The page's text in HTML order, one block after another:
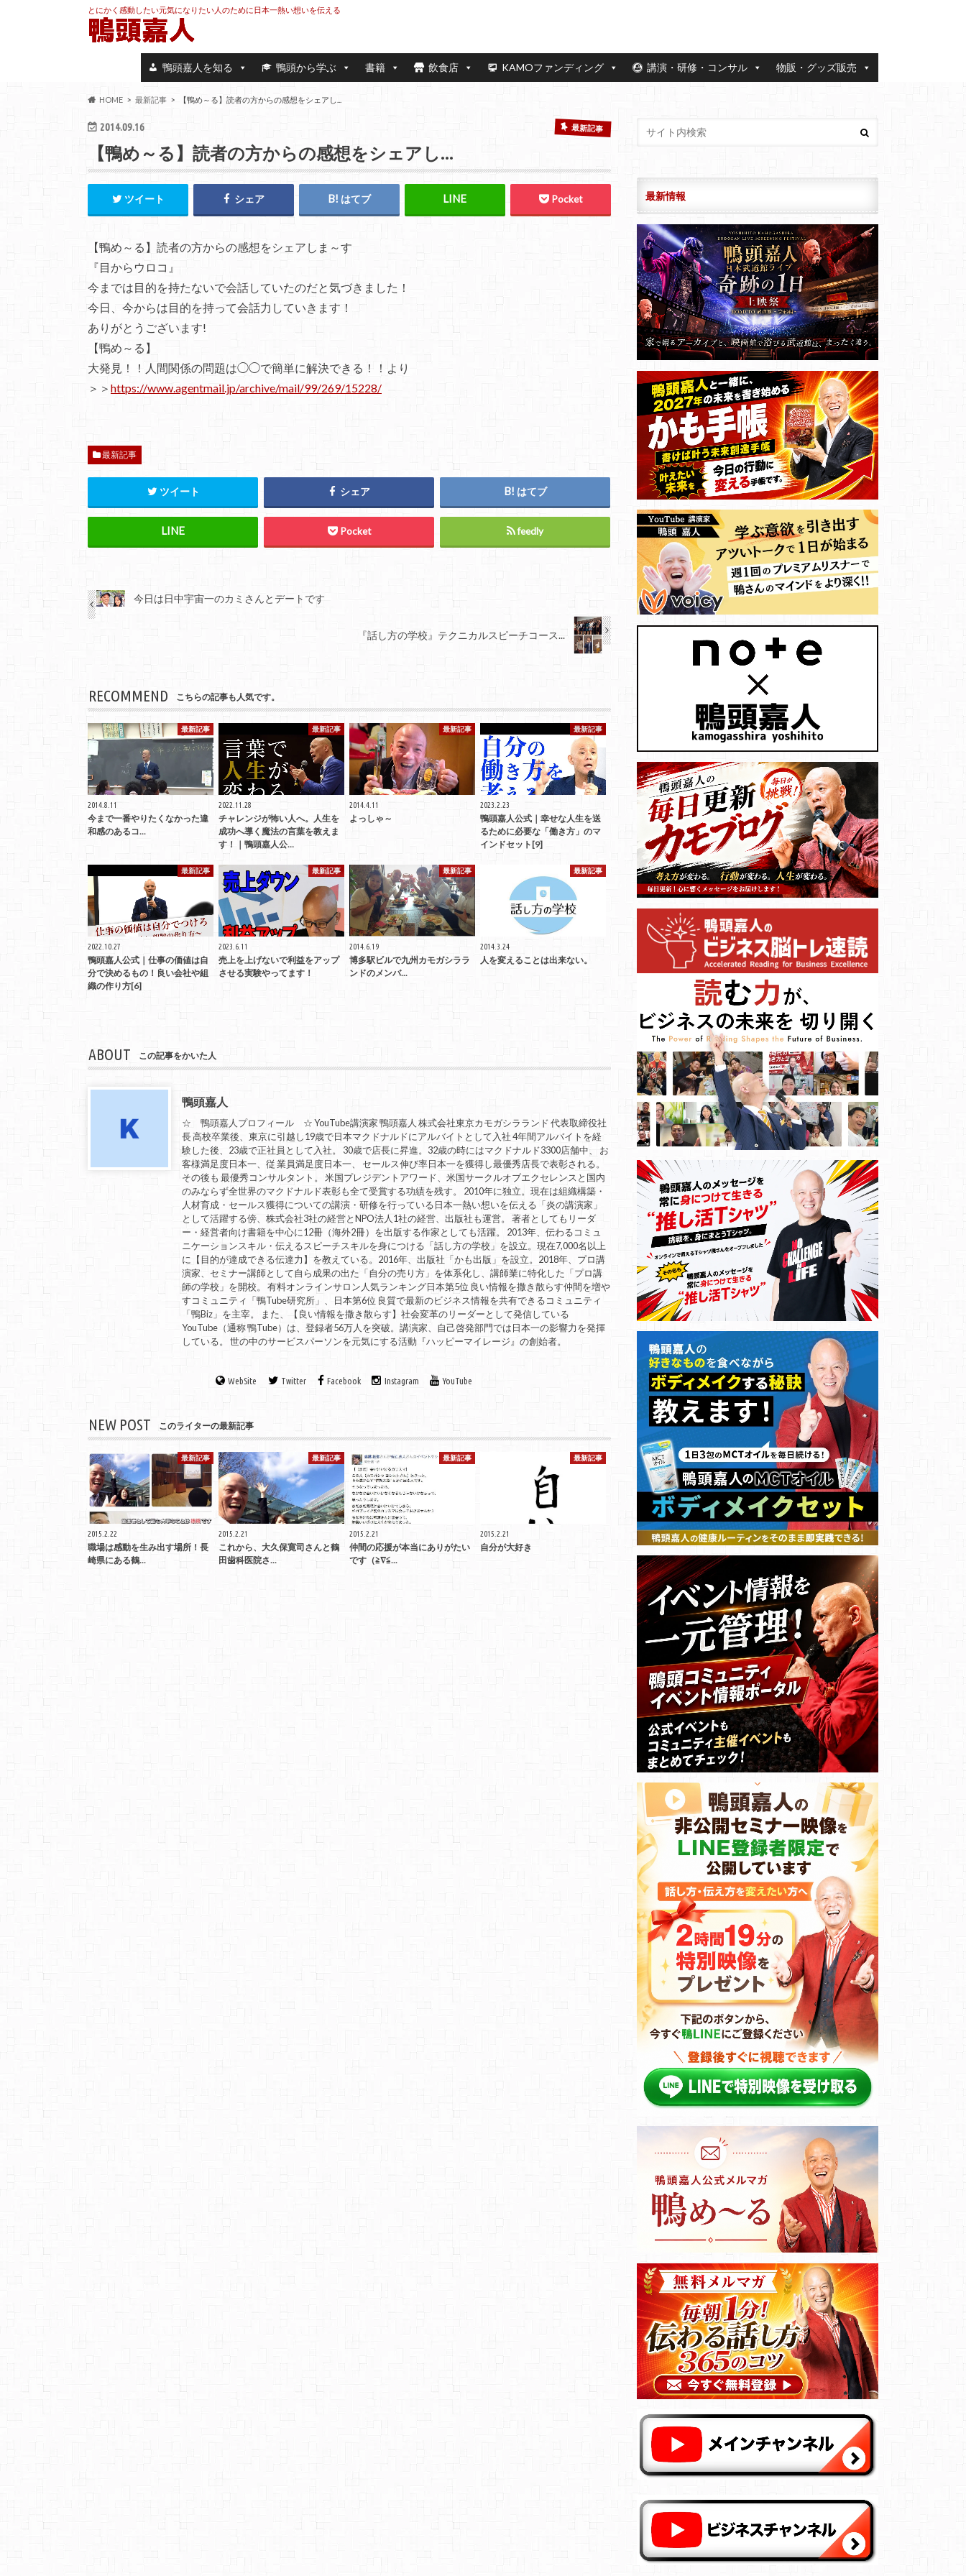
とにかく感動したい元気になりたい人のために日本一熱い想いを伝える
鴨頭嘉人を知る 鴨頭から学ぶ 書籍 飲食店 KAMOファンディング 講演・研修・コンサル 物販・グッズ販売
HOME 最新記事 【鴨め～る】読者の方からの感想をシェアし...
2014.09.16 最新記事
【鴨め～る】読者の方からの感想をシェアし…
ツイート シェア はてブ Pocket
【鴨め～る】読者の方からの感想をシェアしま～す
『目からウロコ』
今までは目的を持たないで会話していたのだと気づきました！
今日、今からは目的を持って会話力していきます！
ありがとうございます!
【鴨め～る】
大発見！！人間関係の問題は◯◯で簡単に解決できる！！より
＞＞ https://www.agentmail.jp/archive/mail/99/269/15228/
最新記事
ツイート シェア はてブ
Pocket feedly
今日は日中宇宙一のカミさんとデートです
『話し方の学校』テクニカルスピーチコース...
RECOMMEND こちらの記事も人気です。
最新記事
2014.8.11
今まで一番やりたくなかった違
和感のあるコ...
最新記事
2022.11.28
チャレンジが怖い人へ。人生を
成功へ導く魔法の言葉を教えま
す！｜鴨頭嘉人公…
最新記事
2014.4.11
よっしゃ～
最新記事
2023.2.23
鴨頭嘉人公式｜幸せな人生を送
るために必要な「働き方」のマ
インドセット[9]
最新記事
2022.10.27
鴨頭嘉人公式｜仕事の価値は自
分で決めるもの！良い会社や組
織の作り方[6]
最新記事
2023.6.11
売上を上げないで利益をアップ
させる実験やってます！
最新記事
2014.6.19
博多駅ビルで九州カモガシララ
ンドのメンバ...
最新記事
2014.3.24
人を変えることは出来ない。
ABOUT この記事をかいた人
鴨頭嘉人
☆ 鴨頭嘉人プロフィール ☆ YouTube講演家 鴨頭嘉人 株式会社東京カモガシラランド 代表取締役社
長 高校卒業後、東京に引越し19歳で日本マクドナルドにアルバイトとして入社 4年間アルバイトを経
験した後、23歳で正社員として入社。 30歳で店長に昇進。32歳の時にはマクドナルド3300店舗中、 お
客様満足度日本一、従 業員満足度日本一、 セールス伸び率日本一を獲得し最優秀店長で表彰される。
その後も 最優秀コンサルタント。 米国プレジデントアワード、米国サークルオブエクセレンスと国内
のみならず全世界のマクドナルド表彰も全て受賞する功績を残す。 2010年に独立。現在は組織構築・
人材育成・セールス獲得についての講演・研修を行っている日本一熱い想いを伝える「炎の講演家」
として活躍する傍、株式会社3社の経営とNPO法人1社の経営、出版社も運営。 著者としてもリーダ
ー・経営者向け書籍を中心に12冊（海外2冊）を出版する作家としても活躍。 2013年、伝わるコミュ
ニケーションスキル・伝えるスピーチスキルを身につける「話し方の学校」を設立。現在7,000名以上
に【目的が達成できる伝達力】を教えている。2016年、出版社「かも出版」を設立。2018年、プロ講
演家、セミナー講師として自ら成果の出た「自分の売り方」を体系化し、講師業に特化した「プロ講
師の学校」を開校。 有料オンラインサロン人気ランキング日本第5位 良い情報を撒き散らす仲間を増や
すコミュニティ「鴨Tube研究所」、日本第6位 良質で最新のビジネス情報を共有できるコミュニティ
「鴨Biz」を主宰。 また、【良い情報を撒き散らす】社会変革のリーダーとして発信している
YouTube（通称 鴨Tube）は、登録者56万人を突破。講演家、自己啓発部門では日本一の影響力を発揮
している。 世の中のサービスパーソンを元気にする活動『ハッピーマイレージ』の創始者。
WebSite Twitter Facebook Instagram YouTube
NEW POST このライターの最新記事
最新記事
2015.2.22
職場は感動を生み出す場所！長
崎県にある鶴...
最新記事
2015.2.21
これから、大久保寛司さんと鶴
田歯科医院さ...
最新記事
2015.2.21
仲間の応援が本当にありがたい
です（≧∇≦...
最新記事
2015.2.21
自分が大好き
最新情報